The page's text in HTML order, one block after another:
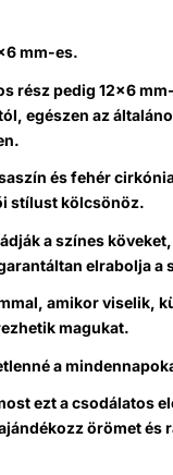
mm-es.
rész pedig 12×6
egészen az
és fehér
stílust kölcsönöz.
a színes
elrabolja a
amikor viselik,
magukat.
a
ezt a csodálatos
örömet és